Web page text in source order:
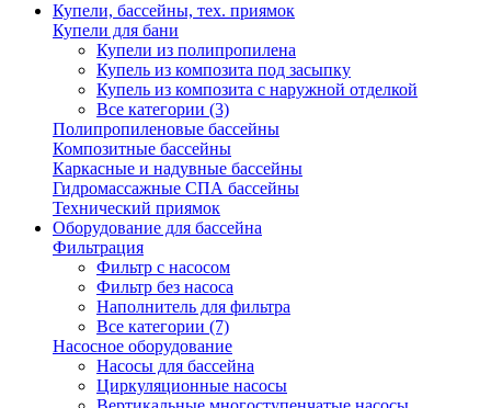
Купели, бассейны, тех. приямок
Купели для бани
Купели из полипропилена
Купель из композита под засыпку
Купель из композита с наружной отделкой
Все категории (3)
Полипропиленовые бассейны
Композитные бассейны
Каркасные и надувные бассейны
Гидромассажные СПА бассейны
Технический приямок
Оборудование для бассейна
Фильтрация
Фильтр с насосом
Фильтр без насоса
Наполнитель для фильтра
Все категории (7)
Насосное оборудование
Насосы для бассейна
Циркуляционные насосы